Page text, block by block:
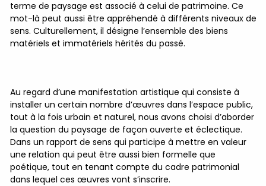
terme de paysage est associé à celui de patrimoine. Ce
mot-là peut aussi être appréhendé à différents niveaux de
sens. Culturellement, il désigne l’ensemble des biens
matériels et immatériels hérités du passé.
Au regard d’une manifestation artistique qui consiste à
installer un certain nombre d’œuvres dans l’espace public,
tout à la fois urbain et naturel, nous avons choisi d’aborder
la question du paysage de façon ouverte et éclectique.
Dans un rapport de sens qui participe à mettre en valeur
une relation qui peut être aussi bien formelle que
poétique, tout en tenant compte du cadre patrimonial
dans lequel ces œuvres vont s’inscrire.